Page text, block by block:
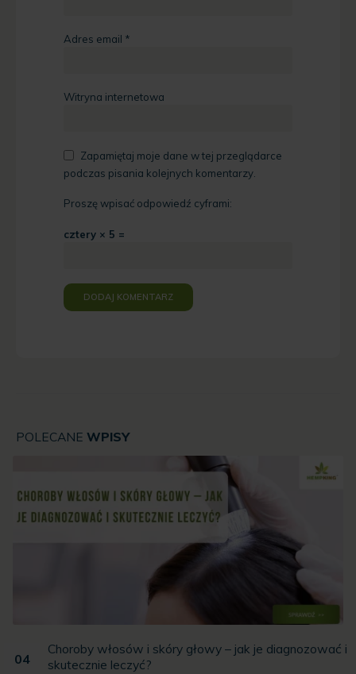
Adres email *
Witryna internetowa
Zapamiętaj moje dane w tej przeglądarce
podczas pisania kolejnych komentarzy.
Proszę wpisać odpowiedź cyframi:
cztery × 5 =
POLECANE WPISY
04
Choroby włosów i skóry głowy – jak je diagnozować i
skutecznie leczyć?